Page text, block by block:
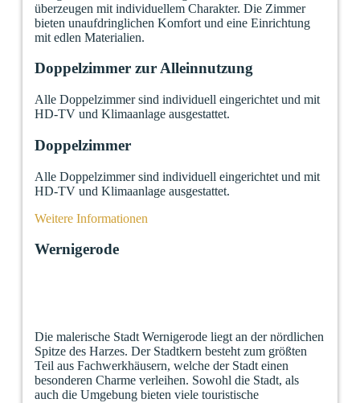
überzeugen mit individuellem Charakter. Die Zimmer
bieten unaufdringlichen Komfort und eine Einrichtung
mit edlen Materialien.
Doppelzimmer zur Alleinnutzung
Alle Doppelzimmer sind individuell eingerichtet und mit
HD-TV und Klimaanlage ausgestattet.
Doppelzimmer
Alle Doppelzimmer sind individuell eingerichtet und mit
HD-TV und Klimaanlage ausgestattet.
Weitere Informationen
Wernigerode
Die malerische Stadt Wernigerode liegt an der nördlichen
Spitze des Harzes. Der Stadtkern besteht zum größten
Teil aus Fachwerkhäusern, welche der Stadt einen
besonderen Charme verleihen. Sowohl die Stadt, als
auch die Umgebung bieten viele touristische